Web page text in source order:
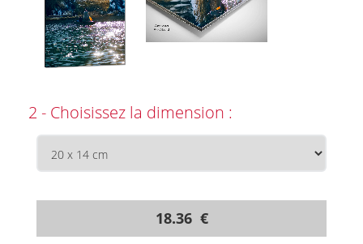
2 - Choisissez la dimension :
18.36 €